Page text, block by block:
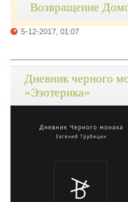
Возвращение
5-12-2017, 01:07
Дневник черного
«Эзотерика»